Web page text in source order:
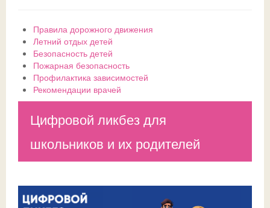
Успехи
Школьный театр
Правила дорожного движения
Летний отдых детей
Безопасность детей
Пожарная безопасность
Профилактика зависимостей
Рекомендации врачей
Цифровой ликбез для
школьников и их родителей